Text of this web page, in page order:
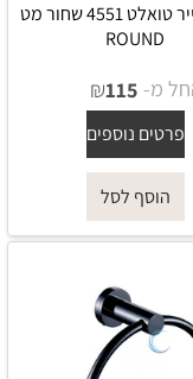
מחזיק נייר טואלט 4551 שחור מט
ROUND
מ- ₪115
פרטים נוספים
הוסף לסל